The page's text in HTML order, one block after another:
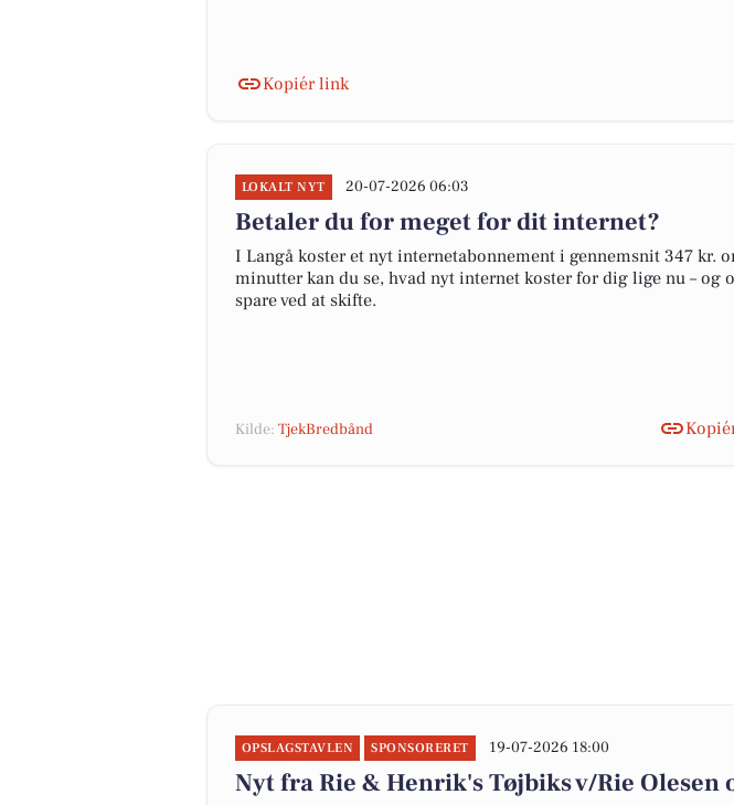
Kopiér link
LOKALT NYT 20-07-2026 06:03
Betaler du for meget for dit internet?
I Langå koster et nyt internetabonnement i gennemsnit 347 kr.
minutter kan du se, hvad nyt internet koster for dig lige nu – og
spare ved at skifte.
Kilde: TjekBredbånd
OPSLAGSTAVLEN SPONSORERET 19-07-2026 18:00
Nyt fra Rie & Henrik's Tøjbiks v/Rie Olesen